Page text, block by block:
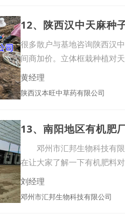
很多散户与基地咨询陕西汉
间商加价。立体框栽种植对
场地
黄经理
陕西汉本旺中草药有限公司
13、南阳地区有机肥
邓州市汇邦生物科技有限
在让大家了解一下有机肥
物
刘经理
邓州市汇邦生物科技有限公司